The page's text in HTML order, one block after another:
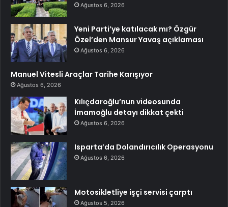
Ağustos 6, 2026
Yeni Parti’ye katılacak mı? Özgür
Özel’den Mansur Yavaş açıklaması
Ağustos 6, 2026
Manuel Vitesli Araçlar Tarihe Karışıyor
Ağustos 6, 2026
Kılıçdaroğlu’nun videosunda
İmamoğlu detayı dikkat çekti
Ağustos 6, 2026
Isparta’da Dolandırıcılık Operasyonu
Ağustos 6, 2026
Motosikletliye işçi servisi çarptı
Ağustos 5, 2026